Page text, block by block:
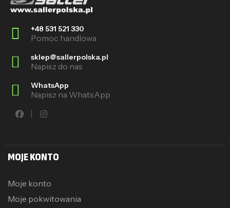
+48 531 521 330
Pomoc handlowa
sklep@sallerpolska.pl
Napisz do nas
WhatsApp
Napisz na WhatsApp
MOJE KONTO
Moje konto
Moje pokwitowania